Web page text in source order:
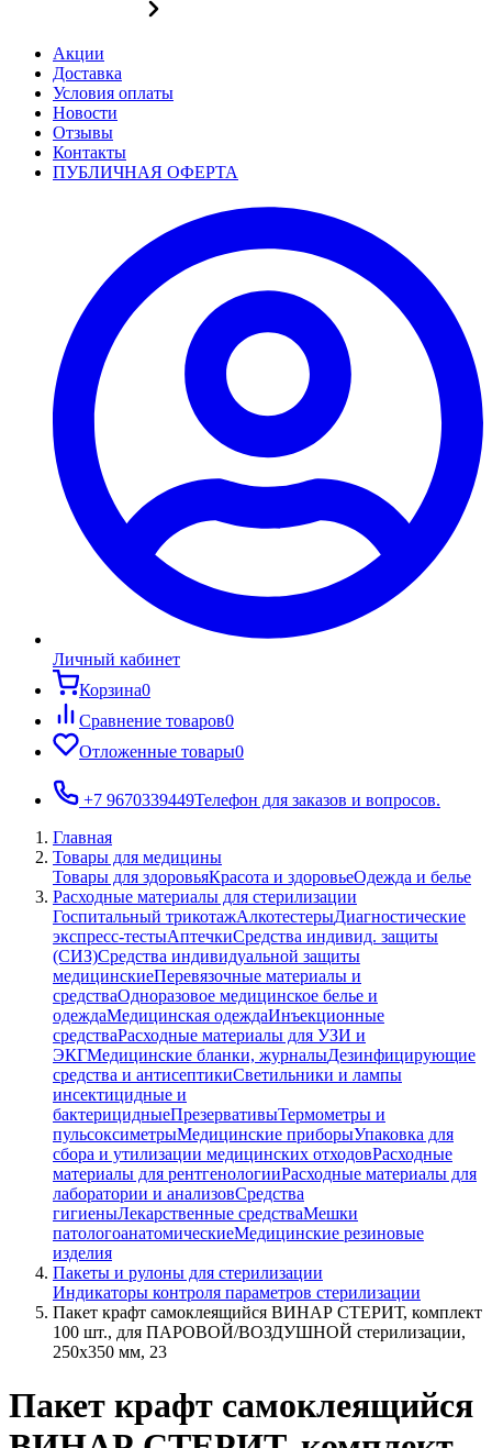
Акции
Доставка
Условия оплаты
Новости
Отзывы
Контакты
ПУБЛИЧНАЯ ОФЕРТА
Личный кабинет
Корзина0
Сравнение товаров0
Отложенные товары0
+7 9670339449Телефон для заказов и вопросов.
Главная
Товары для медицины
Товары для здоровьяКрасота и здоровьеОдежда и белье
Расходные материалы для стерилизации
Госпитальный трикотажАлкотестерыДиагностические
экспресс-тестыАптечкиСредства индивид. защиты
(СИЗ)Средства индивидуальной защиты
медицинскиеПеревязочные материалы и
средстваОдноразовое медицинское белье и
одеждаМедицинская одеждаИнъекционные
средстваРасходные материалы для УЗИ и
ЭКГМедицинские бланки, журналыДезинфицирующие
средства и антисептикиСветильники и лампы
инсектицидные и
бактерицидныеПрезервативыТермометры и
пульсоксиметрыМедицинские приборыУпаковка для
сбора и утилизации медицинских отходовРасходные
материалы для рентгенологииРасходные материалы для
лаборатории и анализовСредства
гигиеныЛекарственные средстваМешки
патологоанатомическиеМедицинские резиновые
изделия
Пакеты и рулоны для стерилизации
Индикаторы контроля параметров стерилизации
Пакет крафт самоклеящийся ВИНАР СТЕРИТ, комплект
100 шт., для ПАРОВОЙ/ВОЗДУШНОЙ стерилизации,
250х350 мм, 23
Пакет крафт самоклеящийся